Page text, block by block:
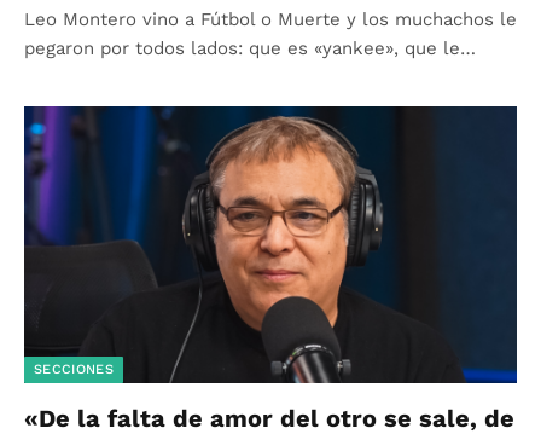
Leo Montero vino a Fútbol o Muerte y los muchachos le
pegaron por todos lados: que es «yankee», que le…
SECCIONES
«De la falta de amor del otro se sale, de